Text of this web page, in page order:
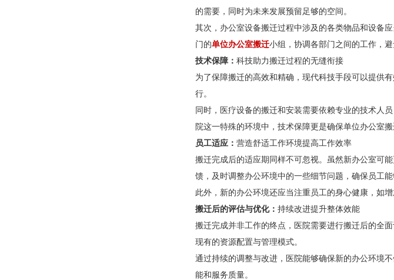
的需要，同时为未来发展预留足够的空间。
其次，办公室设备搬迁过程中涉及的各类物品和设备
门的单位办公室搬迁小组，协调各部门之间的工作，
技术保障： 科技助力搬迁过程的无缝衔接
为了保障搬迁的高效和精确，现代科技手段可以提供
行。
同时，医疗设备的搬迁和安装需要依赖专业的技术人
院这一特殊的环境中，技术保障更是确保单位办公室搬
员工适应： 营造舒适工作环境提高工作效率
搬迁完成后的适应期同样不可忽视。虽然新办公室可
馈，及时调整办公环境中的一些细节问题，确保员工能
此外，新的办公环境还应当注重员工的身心健康，如
搬迁后的评估与优化： 持续改进提升整体效能
搬迁完成并非工作的终点，医院需要进行搬迁后的全
现有的资源配置与管理模式。
通过持续的调整与改进，医院能够确保新的办公环境
能和服务质量。